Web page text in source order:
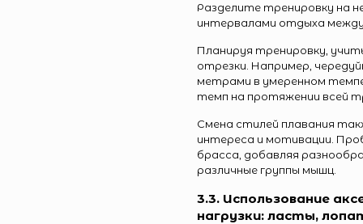
Разделите тренировку на
интервалами отдыха
Планируя тренировку,
отрезки. Например,
метрами в умеренном
темп на протяжении всей
Смена стилей плавания
интереса и мотивации.
брасса, добавляя
различные группы мышц.
3.3. Использование
нагрузки: ласты,